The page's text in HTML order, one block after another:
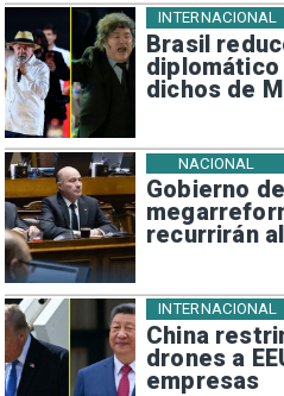
Brasil
dichos de
INTERNACIONAL
Gobierno
recurrirán
NACIONAL
China
drones a
empresas
INTERNACIONAL